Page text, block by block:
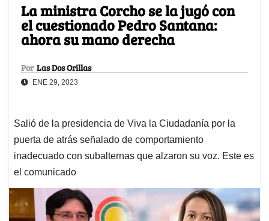
La ministra Corcho se la jugó con
el cuestionado Pedro Santana:
ahora su mano derecha
Por Las Dos Orillas
ENE 29, 2023
Salió de la presidencia de Viva la Ciudadanía por la
puerta de atrás señalado de comportamiento
inadecuado con subalternas que alzaron su voz. Este es
el comunicado